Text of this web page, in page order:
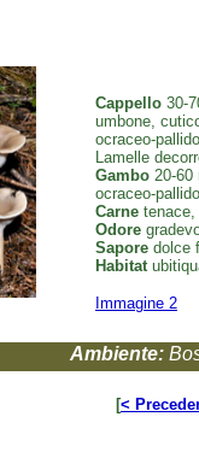
Cappello 30-
umbone,
ocraceo-
Lamelle
Gambo 20-60
ocraceo-
Carne
Odore
Sapore dolce
Habitat
Immagine 2
Ambiente:
[<